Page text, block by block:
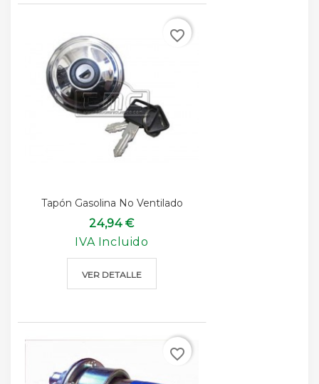
Tapón Gasolina No Ventilado
24,94 €
IVA Incluido
VER DETALLE
favorite_border
favorite_border